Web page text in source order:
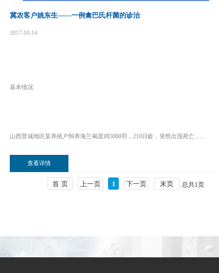
冀农客户姚东生——一例禽巴氏杆菌的诊治
2017-10-14
基本情况
山西晋城地区某养殖户饲养海兰褐蛋鸡5000羽，210日龄，突然出现死亡，...
查看详情
首 页 上一页 1 下一页 末页 总共1 页